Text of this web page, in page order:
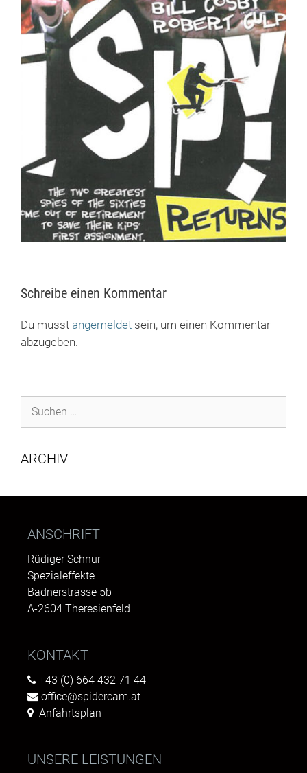
Schreibe einen Kommentar
Du musst angemeldet sein, um einen Kommentar
abzugeben.
nach:
ARCHIV
ANSCHRIFT
Rüdiger Schnur
Spezialeffekte
Badnerstrasse 5b
A-2604 Theresienfeld
KONTAKT
+43 (0) 664 432 71 44
office@spidercam.at
Anfahrtsplan
UNSERE LEISTUNGEN